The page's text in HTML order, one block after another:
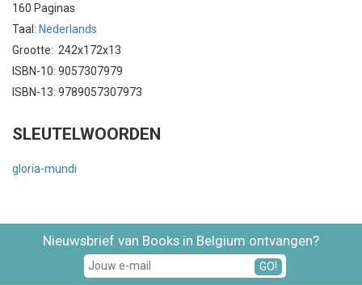
160 Paginas
Taal: Nederlands
Grootte: 242x172x13
ISBN-10: 9057307979
ISBN-13: 9789057307973
SLEUTELWOORDEN
gloria-mundi
Nieuwsbrief van Books in Belgium ontvangen?
GO!